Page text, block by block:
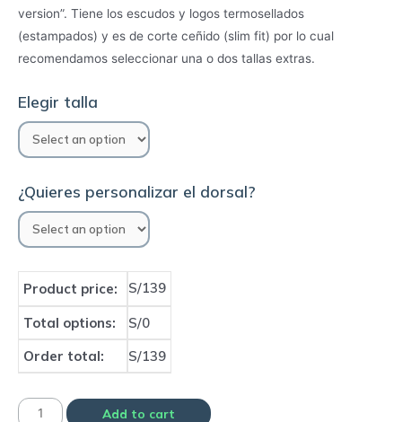
version”. Tiene los escudos y logos termosellados
(estampados) y es de corte ceñido (slim fit) por lo cual
recomendamos seleccionar una o dos tallas extras.
Elegir talla
¿Quieres personalizar el dorsal?
Product price: S/139
Total options:
S/0
Order total:
S/139
Camiseta
Add to cart